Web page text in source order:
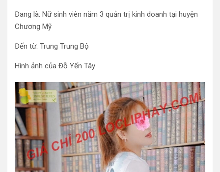
Đang là: Nữ sinh viên năm 3 quản trị kinh doanh tại huyện
Chương Mỹ
Đến từ: Trung Trung Bộ
Hình ảnh của Đỗ Yến Tây